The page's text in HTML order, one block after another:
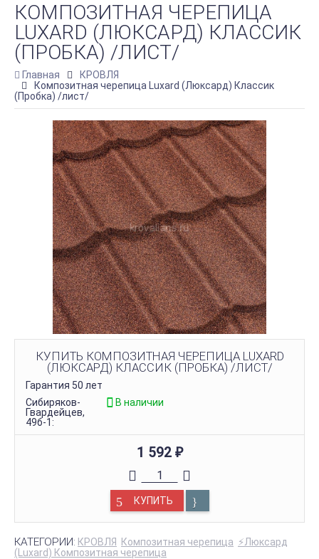
КОМПОЗИТНАЯ ЧЕРЕПИЦА
LUXARD (ЛЮКСАРД) КЛАССИК
(ПРОБКА) /ЛИСТ/
Главная
КРОВЛЯ
Композитная черепица Luxard (Люксард) Классик
(Пробка) /лист/
КУПИТЬ КОМПОЗИТНАЯ ЧЕРЕПИЦА LUXARD
(ЛЮКСАРД) КЛАССИК (ПРОБКА) /ЛИСТ/
Гарантия 50 лет
Сибиряков-
Гвардейцев,
49б-1:
В наличии
1 592 ₽
КУПИТЬ
КАТЕГОРИИ: КРОВЛЯ Композитная черепица ⚡Люксард
(Luxard) Композитная черепица